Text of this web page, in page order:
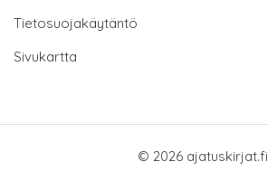
Tietosuojakäytäntö
Sivukartta
© 2026 ajatuskirjat.fi